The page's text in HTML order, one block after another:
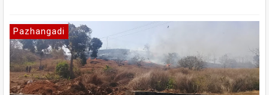
Pazhangadi